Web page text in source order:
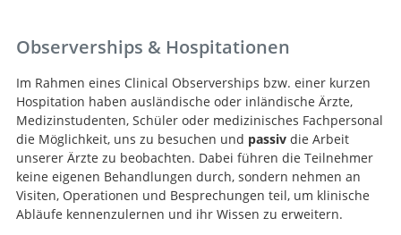
Observerships & Hospitationen
Im Rahmen eines Clinical Observerships bzw. einer kurzen
Hospitation haben ausländische oder inländische Ärzte,
Medizinstudenten, Schüler oder medizinisches Fachpersonal
die Möglichkeit, uns zu besuchen und passivdie Arbeit
unserer Ärzte zu beobachten. Dabei führen die Teilnehmer
keine eigenen Behandlungen durch, sondern nehmen an
Visiten, Operationen und Besprechungen teil, um klinische
Abläufe kennenzulernen und ihr Wissen zu erweitern.